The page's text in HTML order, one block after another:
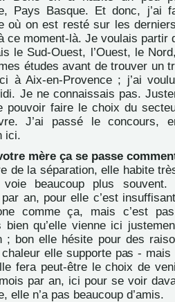
Pays Basque. Et donc, j’ai
où on est resté sur les
ce moment-là. Je voulais partir
le Sud-Ouest, l’Ouest, le
études avant de trouver un
à Aix-en-Provence ; j’ai
Je ne connaissais pas.
pouvoir faire le choix du
J’ai passé le concours,
ici.
mère ça se passe
de la séparation, elle habite
voie beaucoup plus
an, pour elle c’est
comme ça, mais c’est
bien qu’elle vienne ici
; bon elle hésite pour des
elle supporte pas -
fera peut-être le choix de
par an, ici pour se voir
elle n’a pas beaucoup d’amis.